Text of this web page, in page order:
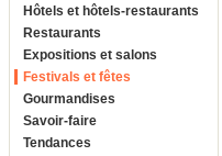
Hôtels et hôtels-restaurants
Restaurants
Expositions et salons
Festivals et fêtes
Gourmandises
Savoir-faire
Tendances